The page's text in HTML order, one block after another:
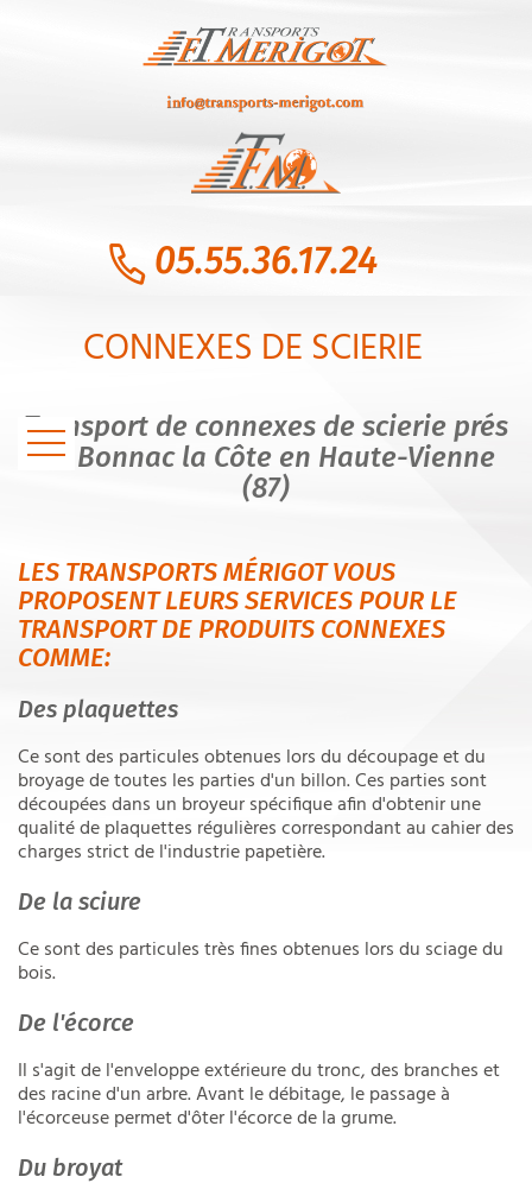
05.55.36.17.24
L'ENTREPRISE
VRAC
CONNEXES DE SCIERIE
GALERIE PHOTOS
STOCKAGE/LOGISTIQUE
PARTENARIAT
CONTACT
Transport de connexes de scierie prés
de Bonnac la Côte en Haute-Vienne
(87)
LES TRANSPORTS MÉRIGOT VOUS
PROPOSENT LEURS SERVICES POUR LE
TRANSPORT DE PRODUITS CONNEXES
COMME:
Des plaquettes
Ce sont des particules obtenues lors du découpage et du
broyage de toutes les parties d'un billon. Ces parties sont
découpées dans un broyeur spécifique afin d'obtenir une
qualité de plaquettes régulières correspondant au cahier des
charges strict de l'industrie papetière.
De la sciure
Ce sont des particules très fines obtenues lors du sciage du
bois.
De l'écorce
Il s'agit de l'enveloppe extérieure du tronc, des branches et
des racine d'un arbre. Avant le débitage, le passage à
l'écorceuse permet d'ôter l'écorce de la grume.
Du broyat
CONNEXES DE SCIERIE